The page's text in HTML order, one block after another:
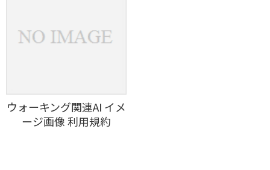
ウォーキング関連AI イメ
ージ画像 利用規約